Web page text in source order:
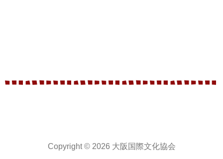
Copyright © 2026 大阪国際文化協会